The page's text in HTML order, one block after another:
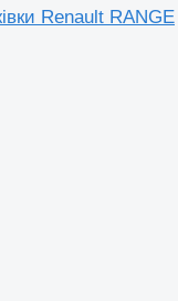
Renault RANGE